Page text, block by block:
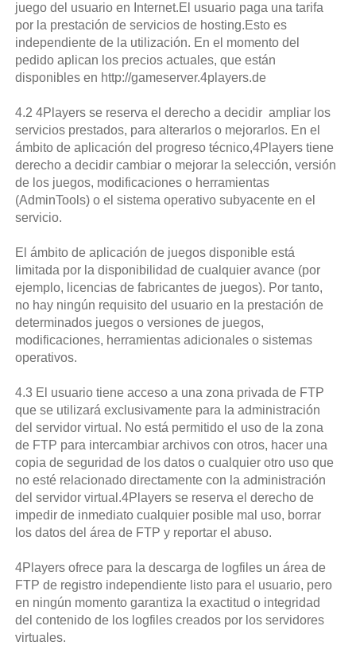
juego del usuario en Internet.El usuario paga una tarifa
por la prestación de servicios de hosting.Esto es
independiente de la utilización. En el momento del
pedido aplican los precios actuales, que están
disponibles en http://gameserver.4players.de
4.2 4Players se reserva el derecho a decidir ampliar los
servicios prestados, para alterarlos o mejorarlos. En el
ámbito de aplicación del progreso técnico,4Players tiene
derecho a decidir cambiar o mejorar la selección, versión
de los juegos, modificaciones o herramientas
(AdminTools) o el sistema operativo subyacente en el
servicio.
El ámbito de aplicación de juegos disponible está
limitada por la disponibilidad de cualquier avance (por
ejemplo, licencias de fabricantes de juegos). Por tanto,
no hay ningún requisito del usuario en la prestación de
determinados juegos o versiones de juegos,
modificaciones, herramientas adicionales o sistemas
operativos.
4.3 El usuario tiene acceso a una zona privada de FTP
que se utilizará exclusivamente para la administración
del servidor virtual. No está permitido el uso de la zona
de FTP para intercambiar archivos con otros, hacer una
copia de seguridad de los datos o cualquier otro uso que
no esté relacionado directamente con la administración
del servidor virtual.4Players se reserva el derecho de
impedir de inmediato cualquier posible mal uso, borrar
los datos del área de FTP y reportar el abuso.
4Players ofrece para la descarga de logfiles un área de
FTP de registro independiente listo para el usuario, pero
en ningún momento garantiza la exactitud o integridad
del contenido de los logfiles creados por los servidores
virtuales.